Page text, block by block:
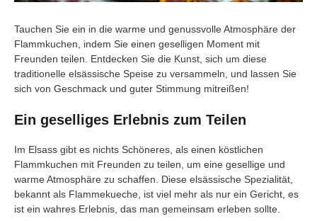
Tauchen Sie ein in die warme und genussvolle Atmosphäre der
Flammkuchen, indem Sie einen geselligen Moment mit
Freunden teilen. Entdecken Sie die Kunst, sich um diese
traditionelle elsässische Speise zu versammeln, und lassen Sie
sich von Geschmack und guter Stimmung mitreißen!
Ein geselliges Erlebnis zum Teilen
Im Elsass gibt es nichts Schöneres, als einen köstlichen
Flammkuchen mit Freunden zu teilen, um eine gesellige und
warme Atmosphäre zu schaffen. Diese elsässische Spezialität,
bekannt als Flammekueche, ist viel mehr als nur ein Gericht, es
ist ein wahres Erlebnis, das man gemeinsam erleben sollte.